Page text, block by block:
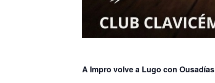
A Impro volve a Lugo con Ousadías